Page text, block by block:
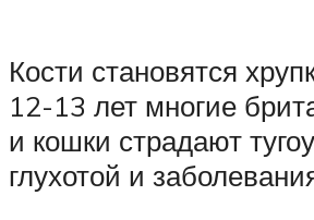
Кости становятся
12-13 лет многие
и кошки страдают
глухотой и